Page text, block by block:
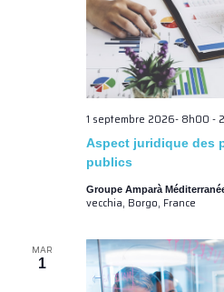
Aspect juridique des
publics
1 septembre 2026- 8h00 -
Groupe Amparà
vecchia, Borgo, France
MAR
1